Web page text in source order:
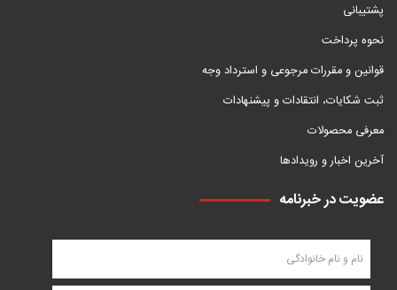
پشتیبانی
نحوه پرداخت
قوانین و مقررات مرجوعی و استرداد وجه
ثبت شکایات، انتقادات و پیشنهادات
معرفی محصولات
آخرین اخبار و رویدادها
عضویت در خبرنامه